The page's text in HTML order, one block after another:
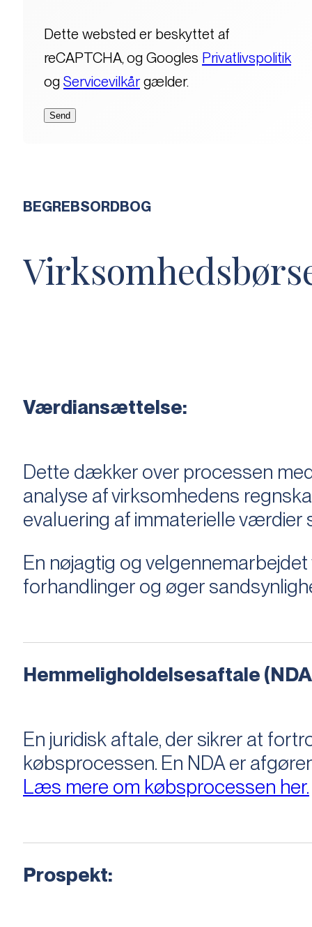
Dette websted er beskyttet af
reCAPTCHA, og Googles Privatlivspolitik
og Servicevilkårgælder.
BEGREBSORDBOG
Værdiansættelse:
Dette dækker over processen
analyse af virksomhedens
evaluering af immaterielle
En nøjagtig og
forhandlinger og øger
Hemmeligholdelsesaftale
En juridisk aftale, der sikrer at
købsprocessen​​. En NDA er
Læs mere om købsprocessen her.
Prospekt: